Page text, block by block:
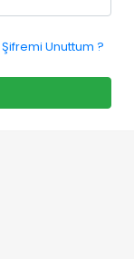
Şifremi Unuttum ?